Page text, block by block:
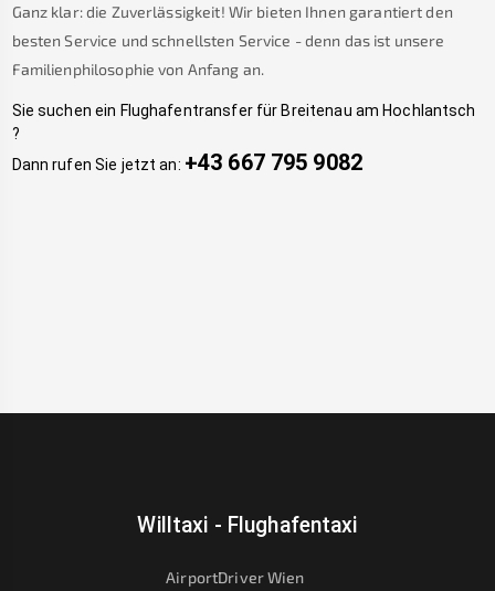
Ganz klar: die Zuverlässigkeit! Wir bieten Ihnen garantiert den
besten Service und schnellsten Service - denn das ist unsere
Familienphilosophie von Anfang an.
Sie suchen ein Flughafentransfer für Breitenau am Hochlantsch
?
Dann rufen Sie jetzt an: +43 667 795 9082
Willtaxi - Flughafentaxi
AirportDriver Wien